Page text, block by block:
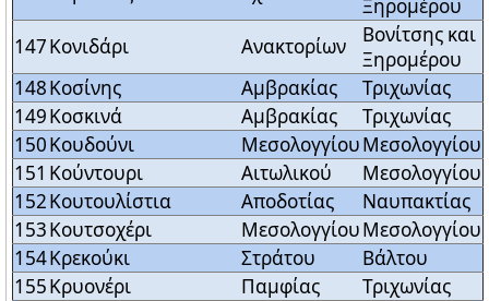
Ξηρομέρου
147Κονιδάρι Ανακτορίων
Βονίτσης και
Ξηρομέρου
148Κοσίνης Αμβρακίας
Τριχωνίας
149Κοσκινά Αμβρακίας
Τριχωνίας
150Κουδούνι ΜεσολογγίουΜεσολογγίου
151 Κούντουρι Αιτωλικού
Μεσολογγίου
152Κουτουλίστια Αποδοτίας
Ναυπακτίας
153Κουτσοχέρι ΜεσολογγίουΜεσολογγίου
154Κρεκούκι Στράτου
Βάλτου
155Κρυονέρι Παμφίας
Τριχωνίας